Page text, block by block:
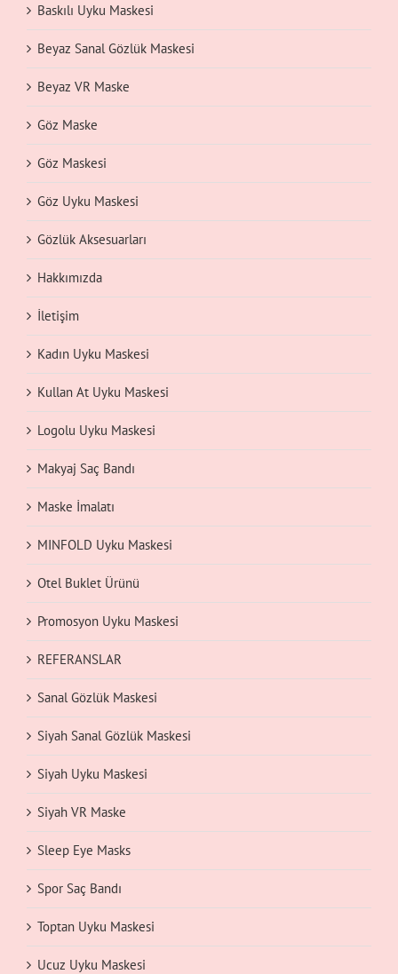
Baskılı Uyku Maskesi
Beyaz Sanal Gözlük Maskesi
Beyaz VR Maske
Göz Maske
Göz Maskesi
Göz Uyku Maskesi
Gözlük Aksesuarları
Hakkımızda
İletişim
Kadın Uyku Maskesi
Kullan At Uyku Maskesi
Logolu Uyku Maskesi
Makyaj Saç Bandı
Maske İmalatı
MINFOLD Uyku Maskesi
Otel Buklet Ürünü
Promosyon Uyku Maskesi
REFERANSLAR
Sanal Gözlük Maskesi
Siyah Sanal Gözlük Maskesi
Siyah Uyku Maskesi
Siyah VR Maske
Sleep Eye Masks
Spor Saç Bandı
Toptan Uyku Maskesi
Ucuz Uyku Maskesi